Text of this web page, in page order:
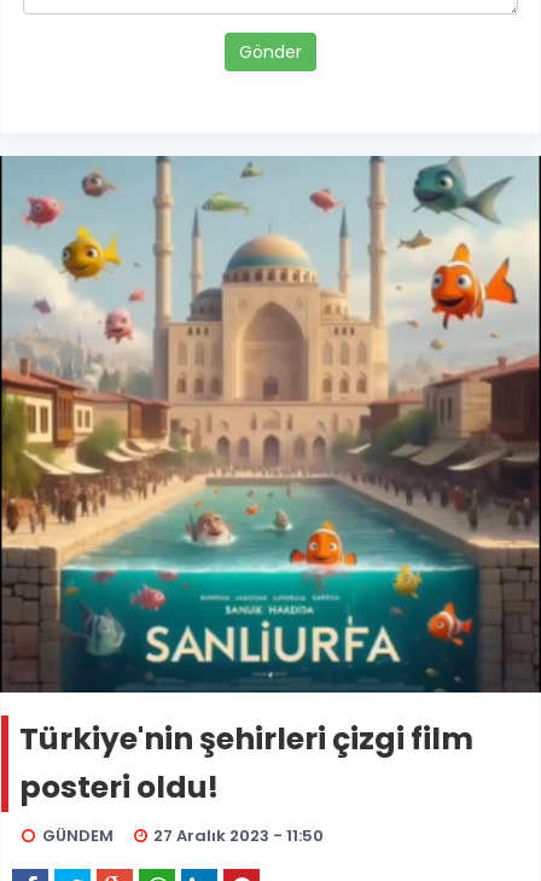
Gönder
Türkiye'nin şehirleri çizgi film
posteri oldu!
GÜNDEM 27 Aralık 2023 - 11:50